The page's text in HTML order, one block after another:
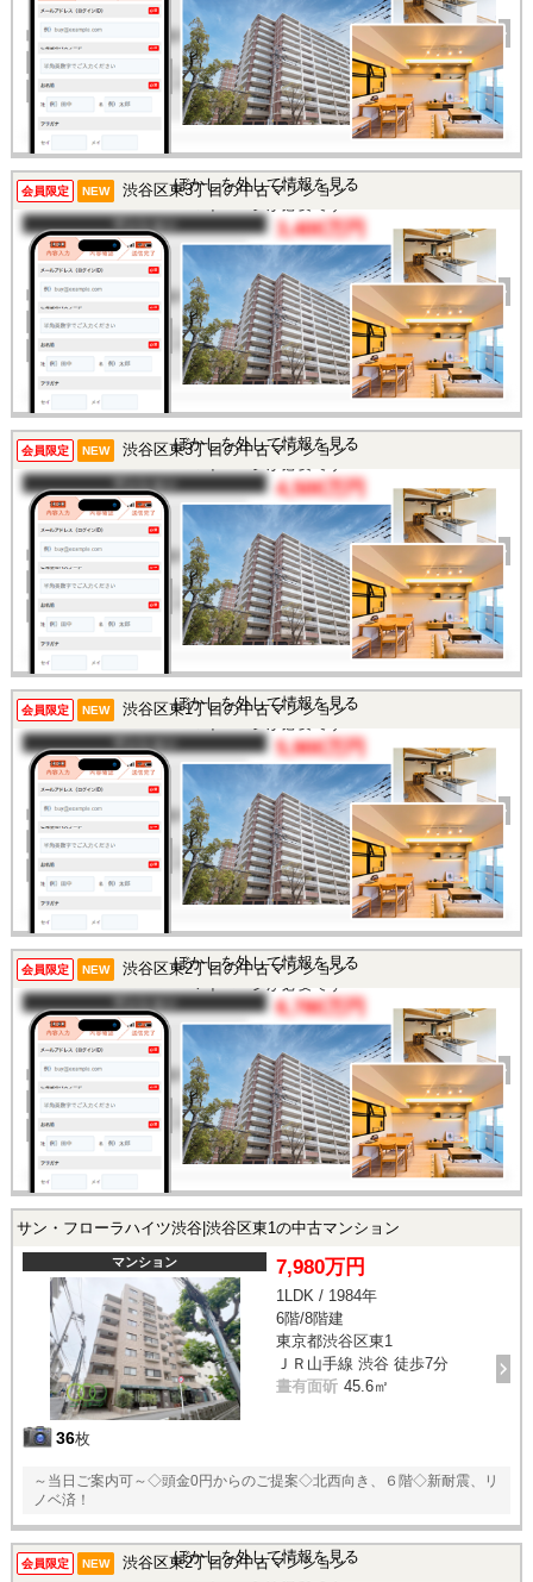
完成年
1980年
建物面積 26.73㎡
土地面積 -
所在地 東京都渋谷区東2丁目
交通 /
会員限定 NEW 渋谷区東3丁目の中古マンション
マンション 3,400万円
間取り 1R
完成年
1983年
建物面積 25.68㎡
土地面積 -
所在地 東京都渋谷区東3丁目
交通 /
この物件を見るには
ぼかしを外して情報を見る
会員限定 NEW 渋谷区東3丁目の中古マンション
マンション 4,500万円
間取り
1R
完成年
1983年
建物面積 27.72㎡
土地面積 -
所在地 東京都渋谷区東3丁目
交通 /
この物件を見るには
ぼかしを外して情報を見る
会員限定 NEW 渋谷区東1丁目の中古マンション
マンション 5,900万円
間取り
1LDK
完成年
1977年
建物面積 44.82㎡
土地面積 -
所在地 東京都渋谷区東1丁目
交通 /
この物件を見るには
ぼかしを外して情報を見る
会員限定 NEW 渋谷区東2丁目の中古マンション
マンション 6,780万円
間取り 1SLDK
完成年
2002年
建物面積 45.21㎡
土地面積 -
所在地 東京都渋谷区東2丁目
交通 /
この物件を見るには
ぼかしを外して情報を見る
サン・フローラハイツ渋谷|渋谷区東1の中古マンション
マンション
36枚
7,980万円
1LDK / 1984年
6階/8階建
東京都渋谷区東1
ＪＲ山手線 渋谷 徒歩7分
晝有面斫 45.6㎡
～当日ご案内可～◇頭金0円からのご提案◇北西向き、６階◇新耐震、リ
ノベ済！
会員限定 NEW 渋谷区東2丁目の中古マンション
この物件を見るには
ぼかしを外して情報を見る